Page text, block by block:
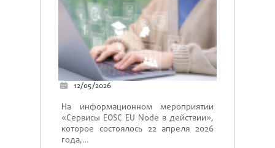
12/05/2026
На информационном мероприятии
«Сервисы EOSC EU Node в действии»,
которое состоялось 22 апреля 2026
года,…